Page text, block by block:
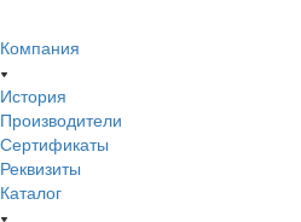
Компания
История
Производители
Сертификаты
Реквизиты
Каталог